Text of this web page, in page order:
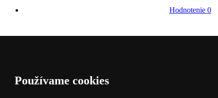
Hodnotenie 0
Používame cookies